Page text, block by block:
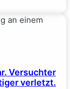
Versuchter
verletzt.